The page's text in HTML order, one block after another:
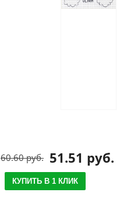
51.51 руб.
60.60 руб.
КУПИТЬ В 1 КЛИК